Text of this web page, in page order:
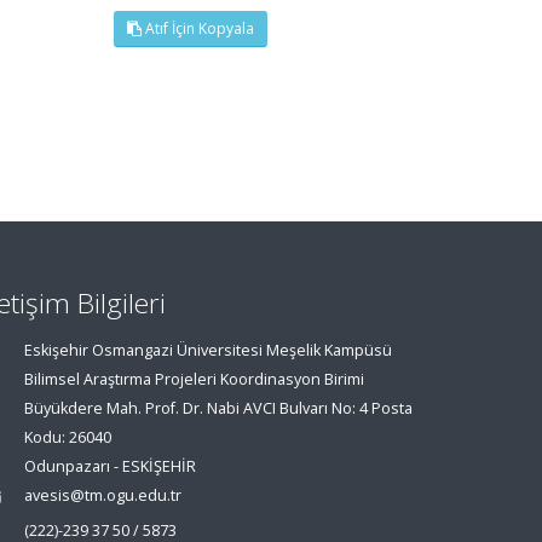
Atıf İçin Kopyala
Bilgileri
Eskişehir Osmangazi Üniversitesi Meşelik Kampüsü
Bilimsel Araştırma Projeleri Koordinasyon Birimi
Büyükdere Mah. Prof. Dr. Nabi AVCI Bulvarı No: 4 Posta
Kodu: 26040
Odunpazarı - ESKİŞEHİR
avesis@tm.ogu.edu.tr
(222)-239 37 50 / 5873